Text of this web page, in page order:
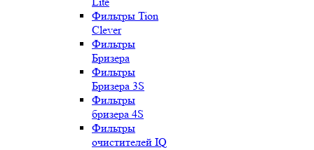
Фильтры Tion
Clever
Фильтры
Бризера
Фильтры
Бризера 3S
Фильтры
бризера 4S
Фильтры
очистителей IQ